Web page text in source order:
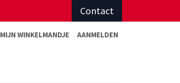
Contact
MIJN WINKELMANDJE AANMELDEN